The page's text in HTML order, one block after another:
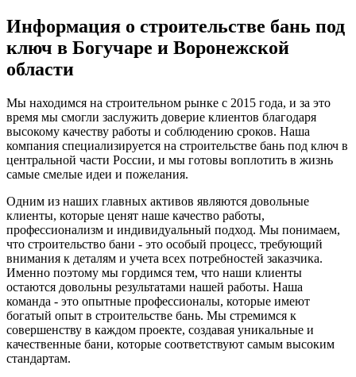
Информация о строительстве бань под
ключ в Богучаре и Воронежской
области
Мы находимся на строительном рынке с 2015 года, и за это
время мы смогли заслужить доверие клиентов благодаря
высокому качеству работы и соблюдению сроков. Наша
компания специализируется на строительстве бань под ключ в
центральной части России, и мы готовы воплотить в жизнь
самые смелые идеи и пожелания.
Одним из наших главных активов являются довольные
клиенты, которые ценят наше качество работы,
профессионализм и индивидуальный подход. Мы понимаем,
что строительство бани - это особый процесс, требующий
внимания к деталям и учета всех потребностей заказчика.
Именно поэтому мы гордимся тем, что наши клиенты
остаются довольны результатами нашей работы. Наша
команда - это опытные профессионалы, которые имеют
богатый опыт в строительстве бань. Мы стремимся к
совершенству в каждом проекте, создавая уникальные и
качественные бани, которые соответствуют самым высоким
стандартам.